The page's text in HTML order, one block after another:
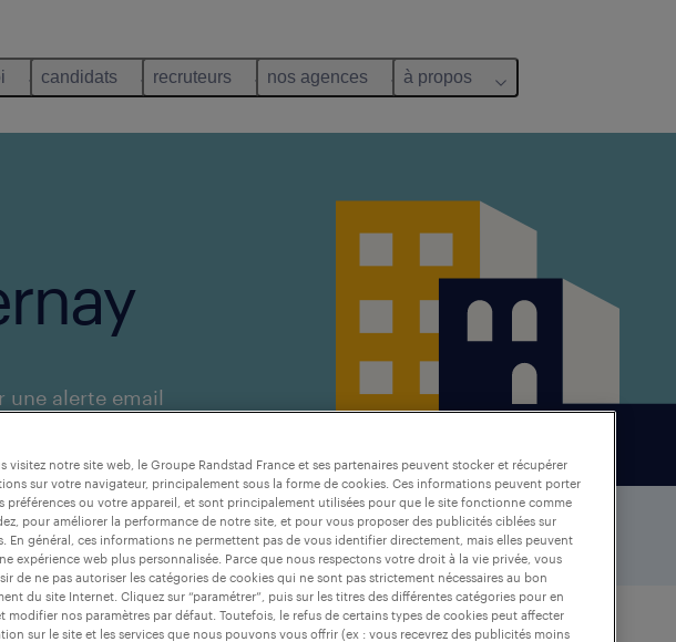
candidats recruteurs nos agences à propos
une alerte email
en savoir plus sur nos solutions RH.
visitez notre site web, le Groupe Randstad France et ses partenaires peuvent stocker et récupérer
sur votre navigateur, principalement sous la forme de cookies. Ces informations peuvent porter
préférences ou votre appareil, et sont principalement utilisées pour que le site fonctionne comme
pour améliorer la performance de notre site, et pour vous proposer des publicités ciblées sur
En général, ces informations ne permettent pas de vous identifier directement, mais elles peuvent
expérience web plus personnalisée. Parce que nous respectons votre droit à la vie privée, vous
de ne pas autoriser les catégories de cookies qui ne sont pas strictement nécessaires au bon
du site Internet. Cliquez sur “paramétrer”, puis sur les titres des différentes catégories pour en
modifier nos paramètres par défaut. Toutefois, le refus de certains types de cookies peut affecter
sur le site et les services que nous pouvons vous offrir (ex : vous recevrez des publicités moins